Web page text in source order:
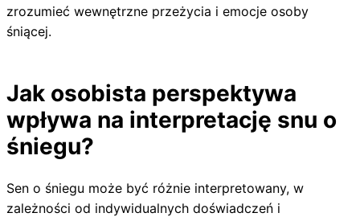
zrozumieć wewnętrzne przeżycia i emocje osoby
śniącej.
Jak osobista perspektywa
wpływa na interpretację snu o
śniegu?
Sen o śniegu może być różnie interpretowany, w
zależności od indywidualnych doświadczeń i